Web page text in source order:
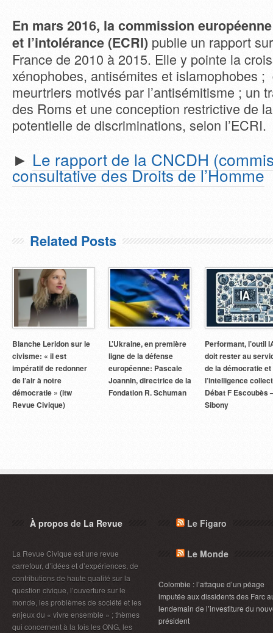
En mars 2016, la commission
et l’intolérance (ECRI) publie un rapport
France de 2010 à 2015. Elle y pointe la
xénophobes, antisémites et islamophobes
meurtriers motivés par l’antisémitisme ; un
des Roms et une conception restrictive de
potentielle de discriminations, selon l’ECRI.
► Le rapport de la CNCDH
consultative des Droits de l’Homme
Related Posts
Blanche Leridon sur le
civisme: « il est
impératif de redonner
de l’air à notre
démocratie » (itw
Revue Civique)
L’Ukraine, en première
ligne de la défense
européenne: Pascale
Joannin, directrice de la
Fondation R. Schuman
Performant, l’outil
doit rester au
de la démocratie et
l’intelligence
Débat F Escoubès
Sibony
À propos de La Revue
La Revue Civique est une revue
carrefour, d’idées et d’expériences, de
contributions de haute qualité sur la
question civique, l’ouverture sur le
monde, les problèmes de société et les
enjeux du « vivre ensemble » ; thèmes
qui concernent à la fois les ONG, les
Le Figaro
Le Monde
Colombie : l’attaque d’un péage
imputée aux dissidents des Farc
lendemain de l’investiture du
président